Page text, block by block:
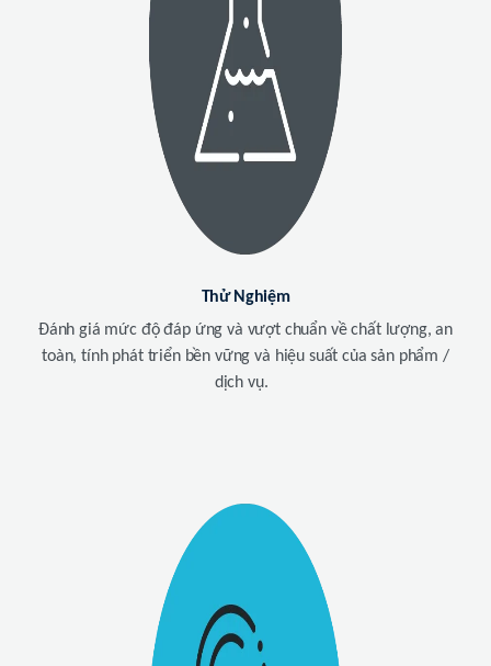
Thử Nghiệm
Đánh giá mức độ đáp ứng và vượt chuẩn về chất lượng, an
toàn, tính phát triển bền vững và hiệu suất của sản phẩm /
dịch vụ.